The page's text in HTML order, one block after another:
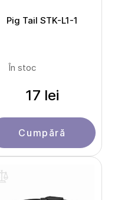
Pig Tail STK-L1-1
În stoc
17 lei
Cumpără